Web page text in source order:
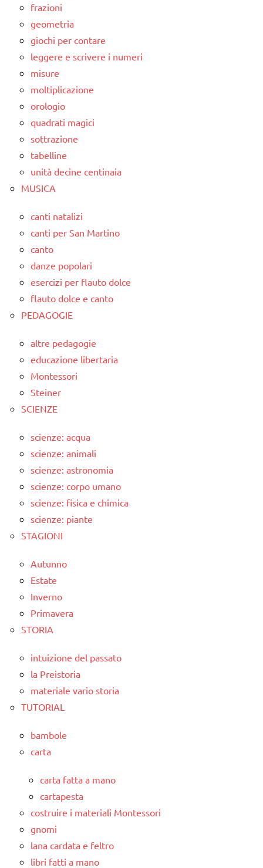
frazioni
geometria
giochi per contare
leggere e scrivere i numeri
misure
moltiplicazione
orologio
quadrati magici
sottrazione
tabelline
unità decine centinaia
MUSICA
canti natalizi
canti per San Martino
canto
danze popolari
esercizi per flauto dolce
flauto dolce e canto
PEDAGOGIE
altre pedagogie
educazione libertaria
Montessori
Steiner
SCIENZE
scienze: acqua
scienze: animali
scienze: astronomia
scienze: corpo umano
scienze: fisica e chimica
scienze: piante
STAGIONI
Autunno
Estate
Inverno
Primavera
STORIA
intuizione del passato
la Preistoria
materiale vario storia
TUTORIAL
bambole
carta
carta fatta a mano
cartapesta
costruire i materiali Montessori
gnomi
lana cardata e feltro
libri fatti a mano